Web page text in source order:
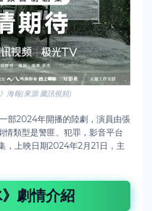
海報(來源:騰訊視頻)
部2024年開播的陸劇，演員由張
情類型是警匪、犯罪，影音平台
，上映日期2024年2月21日，主
》劇情介紹